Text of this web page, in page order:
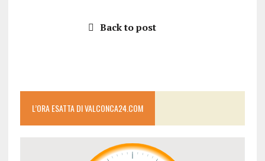
Back to post
L’ORA ESATTA DI VALCONCA24.COM